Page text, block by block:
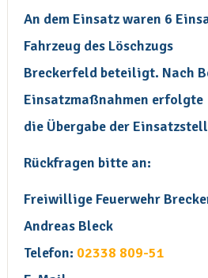
An dem Einsatz waren 6
Fahrzeug des Löschzugs
Breckerfeld beteiligt. Nach
Einsatzmaßnahmen erfolgte
die Übergabe der
Rückfragen bitte an:
Freiwillige Feuerwehr
Andreas Bleck
Telefon: 02338 809-51